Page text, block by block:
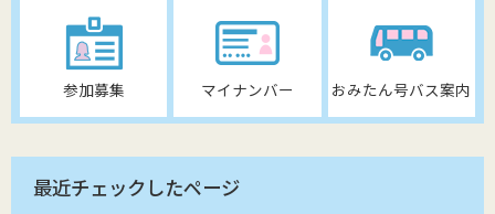
参加募集 マイナンバー おみたん号バス案内
最近チェックしたページ